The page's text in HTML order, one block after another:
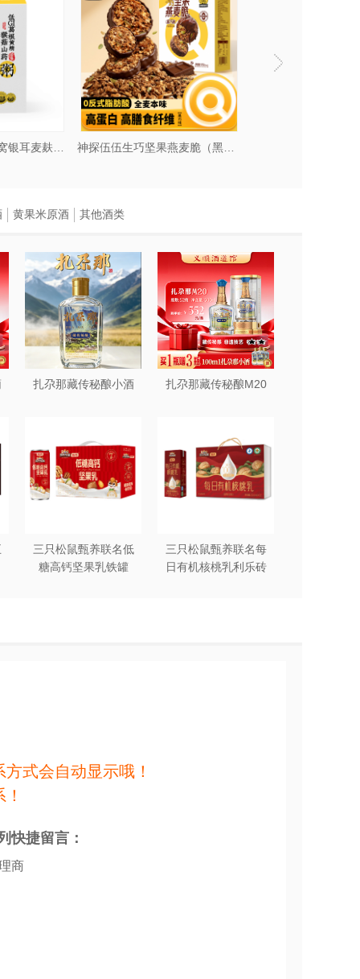
扎尕那藏传秘酿小酒 扎尕那藏传秘酿M20
三只松鼠甄养联名低
糖高钙坚果乳铁罐
三只松鼠甄养联名每
日有机核桃乳利乐砖
黄果米原酒 其他酒类
式会自动显示哦！
快捷留言：
商